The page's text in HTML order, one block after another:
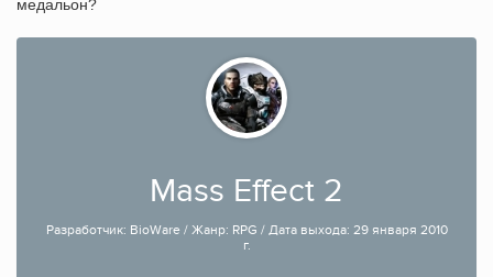
медальон?
Mass Effect 2
Разработчик: BioWare / Жанр: RPG / Дата выхода: 29 января 2010
г.